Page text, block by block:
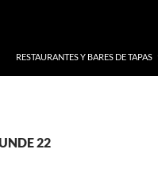
RESTAURANTES Y BARES DE TAPAS
22